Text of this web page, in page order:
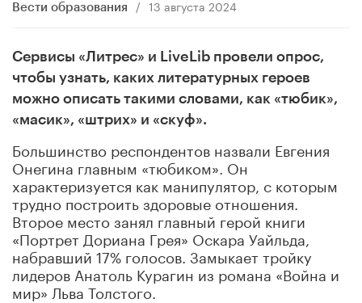
Вести образования / 13 августа 2024
Сервисы «Литрес» и LiveLib провели опрос,
чтобы узнать, каких литературных героев
можно описать такими словами, как «тюбик»,
«масик», «штрих» и «скуф».
Большинство респондентов назвали Евгения
Онегина главным «тюбиком». Он
характеризуется как манипулятор, с которым
трудно построить здоровые отношения.
Второе место занял главный герой книги
«Портрет Дориана Грея» Оскара Уайльда,
набравший 17% голосов. Замыкает тройку
лидеров Анатоль Курагин из романа «Война и
мир» Льва Толстого.